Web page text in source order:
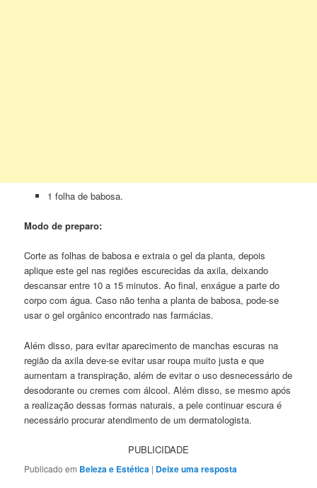
1 folha de babosa.
Modo de preparo:
Corte as folhas de babosa e extraia o gel da planta, depois
aplique este gel nas regiões escurecidas da axila, deixando
descansar entre 10 a 15 minutos. Ao final, enxágue a parte do
corpo com água. Caso não tenha a planta de babosa, pode-se
usar o gel orgânico encontrado nas farmácias.
Além disso, para evitar aparecimento de manchas escuras na
região da axila deve-se evitar usar roupa muito justa e que
aumentam a transpiração, além de evitar o uso desnecessário de
desodorante ou cremes com álcool. Além disso, se mesmo após
a realização dessas formas naturais, a pele continuar escura é
necessário procurar atendimento de um dermatologista.
PUBLICIDADE
Publicado em Beleza e Estética | Deixe uma resposta